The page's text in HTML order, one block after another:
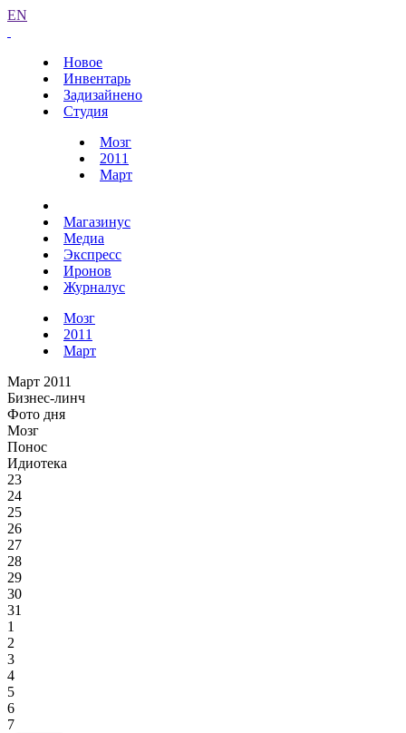
EN
Новое
Инвентарь
Задизайнено
Студия
Мозг
2011
Март
Магазинус
Медиа
Экспресс
Иронов
Журналус
Мозг
2011
Март
Март 2011
Бизнес-линч
Фото дня
Мозг
Понос
Идиотека
23
24
25
26
27
28
29
30
31
1
2
3
4
5
6
7